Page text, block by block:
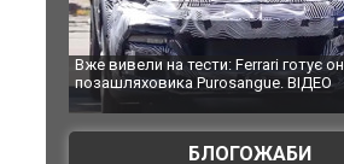
Вже вивели на тести: Ferrari готує
позашляховика Purosangue. ВІДЕО
БЛОГОЖАБИ